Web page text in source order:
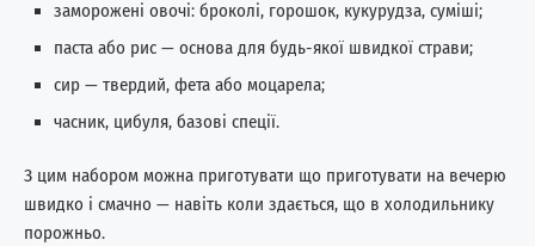
заморожені овочі: броколі, горошок, кукурудза, суміші;
паста або рис — основа для будь-якої швидкої страви;
сир — твердий, фета або моцарела;
часник, цибуля, базові спеції.
З цим набором можна приготувати що приготувати на вечерю
швидко і смачно — навіть коли здається, що в холодильнику
порожньо.